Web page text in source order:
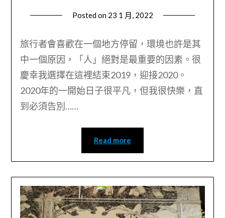
Posted on 23 1 月, 2022
旅行者會喜歡在一個地方停留，環境也許是其
中一個原因，「人」絕對是最重要的因素。很
慶幸我選擇在這裡結束2019，迎接2020。
2020年的一開始日子很平凡，但我很快樂，直
到必須告別……
Read more